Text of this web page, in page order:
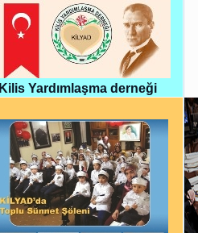
Kilis Yardımlaşma derneği